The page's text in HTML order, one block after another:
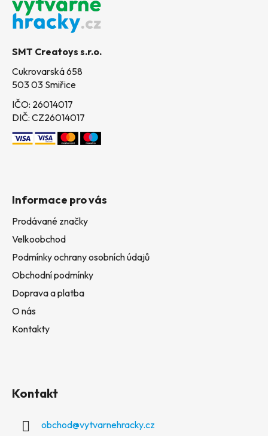
SMT Creatoys s.r.o.
Cukrovarská 658
503 03 Smiřice
IČO: 26014017
DIČ: CZ26014017
Informace pro vás
Prodávané značky
Velkoobchod
Podmínky ochrany osobních údajů
Obchodní podmínky
Doprava a platba
O nás
Kontakty
Kontakt
obchod@vytvarnehracky.cz